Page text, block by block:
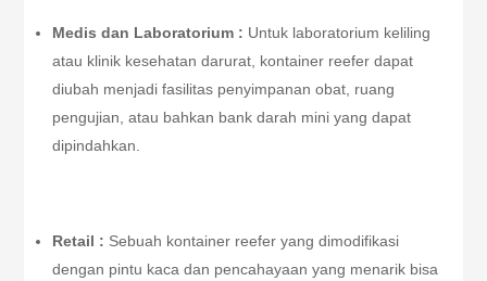
Medis dan Laboratorium : Untuk laboratorium keliling
atau klinik kesehatan darurat, kontainer reefer dapat
diubah menjadi fasilitas penyimpanan obat, ruang
pengujian, atau bahkan bank darah mini yang dapat
dipindahkan.
Retail : Sebuah kontainer reefer yang dimodifikasi
dengan pintu kaca dan pencahayaan yang menarik bisa